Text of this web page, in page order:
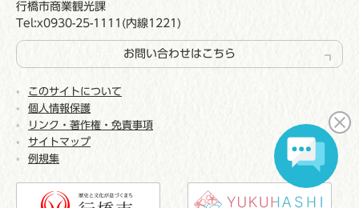
行橋市商業観光課
Tel:x0930-25-1111(内線1221)
お問い合わせはこちら
このサイトについて
個人情報保護
リンク・著作権・免責事項
サイトマップ
例規集